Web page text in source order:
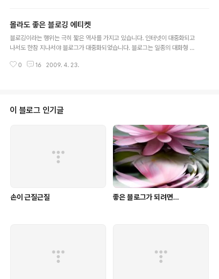
간의 행위 또는 가치에 대한 판정입니다. 보통 비평도 같은 의미로 사용됩니다
만 비평은 문학, 예술 작품에 많이 사용됩니다. ‘분할한다’는 뜻을 가진 크리네인
(krinein)이라는 말에서 유래되었습니다. (링크; 네이버 백과) 위의 의미만으
몰라도 좋은 블로깅 에티켓
블로깅이라는 행위는 극히 짧은 역사를 가지고 있습니다. 인터넷이 대중화되고
나서도 한참 지나서야 블로그가 대중화되었습니다. 블로그는 일종의 대화형 미
리는대로 하는 것이 블로깅이라고 생각하는 아해들도 많이 있습니다. 그리하여
건들거리면서 침 찍찍 날리며 'ㅅㅂ 이것도 글이냐'식으로 읽으려면 닥치고 뒤
로 버튼 누르세요. 아! 이 글은 막 쓴 글이라서 그렇게 읽어도 좋답니다. ?응??
0 16 2009. 4. 23.
이 블로그 인기글
손이 근질근질 좋은 블로그가 되려면...